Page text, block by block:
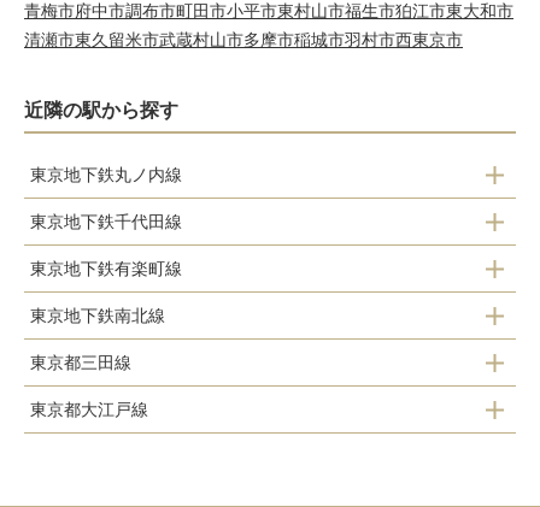
青梅市府中市調布市町田市小平市東村山市福生市狛江市東大和市
清瀬市東久留米市武蔵村山市多摩市稲城市羽村市西東京市
近隣の駅から探す
東京地下鉄丸ノ内線
新大塚駅
茗荷谷駅
後楽園駅
東京地下鉄千代田線
千駄木駅
根津駅
湯島駅
東京地下鉄有楽町線
護国寺駅
江戸川橋駅
東京地下鉄南北線
後楽園駅
東大前駅
東京都三田線
千石駅
東京都大江戸線